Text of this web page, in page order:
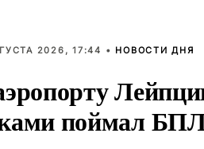
2026, 17:44 • НОВОСТИ ДНЯ
поймал